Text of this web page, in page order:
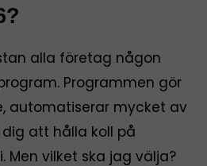
alla företag någon
Programmen gör
automatiserar mycket av
att hålla koll på
Men vilket ska jag välja?